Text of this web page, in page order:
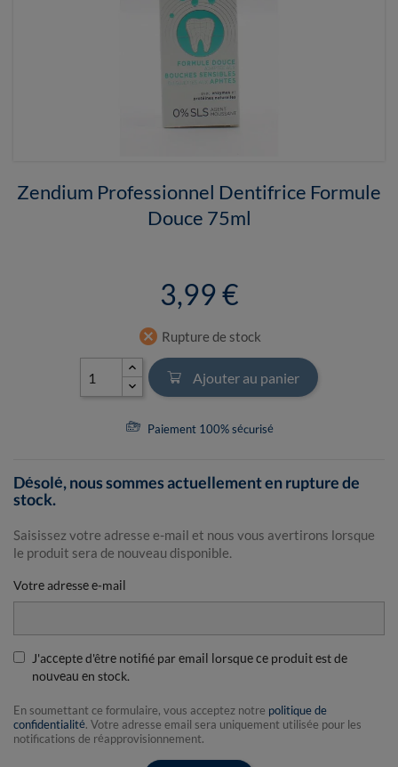
Zendium Professionnel Dentifrice Formule
Douce 75ml
3,99 €
cancel Rupture de stock
Ajouter au panier
Paiement 100% sécurisé
Désolé, nous sommes actuellement en rupture de
stock.
Saisissez votre adresse e-mail et nous vous avertirons lorsque
le produit sera de nouveau disponible.
Votre adresse e-mail
J'accepte d'être notifié par email lorsque ce produit est de
nouveau en stock.
En soumettant ce formulaire, vous acceptez notre politique de
confidentialité. Votre adresse email sera uniquement utilisée pour les
notifications de réapprovisionnement.